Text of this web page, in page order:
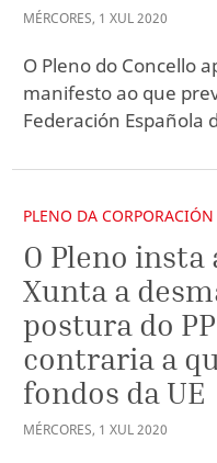
MÉRCORES, 1 XUL2020
O Pleno do Concello
manifesto ao que
Federación Española
PLENO DA CORPORACIÓN
O Pleno
Xunta a
postura do
contraria a
fondos da UE
MÉRCORES, 1 XUL2020